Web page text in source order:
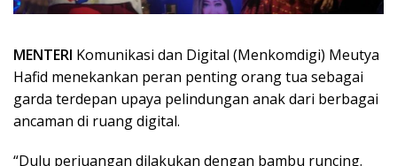
MENTERI Komunikasi dan Digital (Menkomdigi) Meutya
Hafid menekankan peran penting orang tua sebagai
garda terdepan upaya pelindungan anak dari berbagai
ancaman di ruang digital.
“Dulu perjuangan dilakukan dengan bambu runcing.